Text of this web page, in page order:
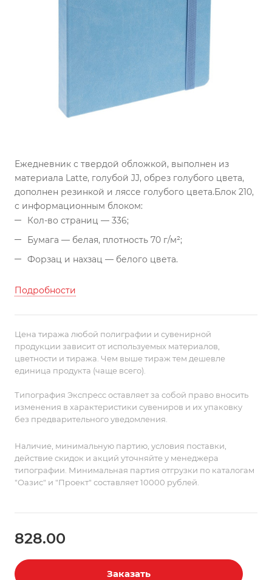
Ежедневник с твердой обложкой, выполнен из
материала Latte, голубой JJ, обрез голубого цвета,
дополнен резинкой и ляссе голубого цвета.Блок 210,
с информационным блоком:
Кол-во страниц — 336;
Бумага — белая, плотность 70 г/м²;
Форзац и нахзац — белого цвета.
Подробности
Цена тиража любой полиграфии и сувенирной
продукции зависит от используемых материалов,
цветности и тиража. Чем выше тираж тем дешевле
единица продукта (чаще всего).
Типография Экспресс оставляет за собой право вносить
изменения в характеристики сувениров и их упаковку
без предварительного уведомления.
Наличие, минимальную партию, условия поставки,
действие скидок и акций уточняйте у менеджера
типографии. Минимальная партия отгрузки по каталогам
"Оазис" и "Проект" составляет 10000 рублей.
828.00
Заказать